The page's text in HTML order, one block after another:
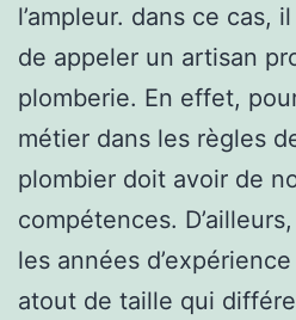
l’ampleur. dans ce cas,
de appeler un artisan
plomberie. En effet,
métier dans les règles
plombier doit avoir de
compétences.
les années
atout de taille qui